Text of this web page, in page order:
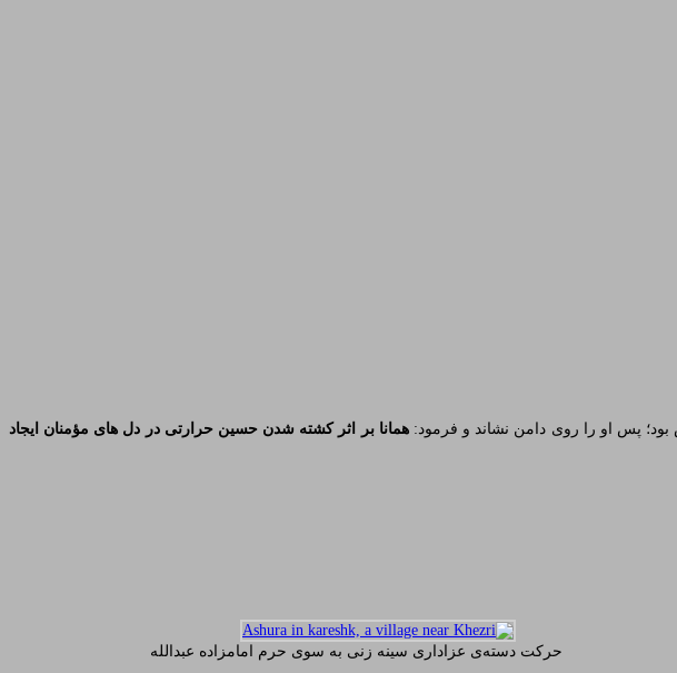
پس او را روی دامن نشاند و فرمود:همانا بر اثر کشته شدن حسین حرارتی در دل های مؤمنان ایجاد
حرکت دسته‌ی عزاداری سینه زنی به سوی حرم امامزاده عبدالله